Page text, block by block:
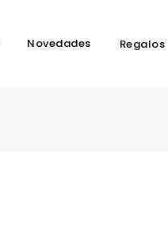
Novedades Regalos